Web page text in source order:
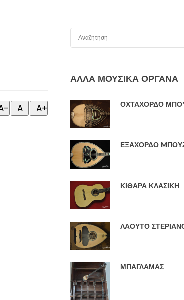
ΑΛΛΑ ΜΟΥΣΙΚΑ ΟΡΓΑΝΑ
ΟΧΤΑΧΟΡΔΟ
ΕΞΑΧΟΡΔΟ
ΚΙΘΑΡΑ ΚΛΑΣΙΚΗ
ΛΑΟΥΤΟ
ΜΠΑΓΛΑΜΑΣ